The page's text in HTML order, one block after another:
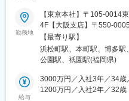
変更の範囲：会社の定める
勤務地
【東京本社】〒105-
4F【大阪支店】〒550-
号 サーミー本町ビル5階
博多区博多駅前2丁目5-
【最寄り駅】
浜松町駅、本町駅、博多
公園駅、祇園駅(福岡県)
給与
3000万円／入社3年／34歳
1200万円／入社2年／32歳